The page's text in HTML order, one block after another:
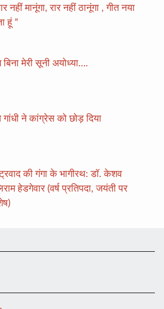
नहीं मानूंगा, रार नहीं ठानूंगा , गीत नया
हूं ”
बिना मेरी सूनी अयोध्या….
ने कांग्रेस को छोड़ दिया
की गंगा के भागीरथ: डॉ. केशव
हेडगेवार (वर्ष प्रतिपदा, जयंती पर